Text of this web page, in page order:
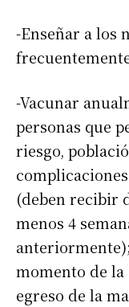
Número de
-Enseñar a los
-Vacunar
personas que
riesgo,
(deben recibir
menos 4
momento de la
egreso de la